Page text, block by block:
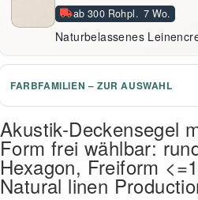
ab 300 Rohpl. 7 Wo.
Naturbelassenes
FARBFAMILIEN – ZUR AUSWAHL
Akustik-Deckensegel
Form frei wählbar:
Hexagon, Freiform
Natural linen